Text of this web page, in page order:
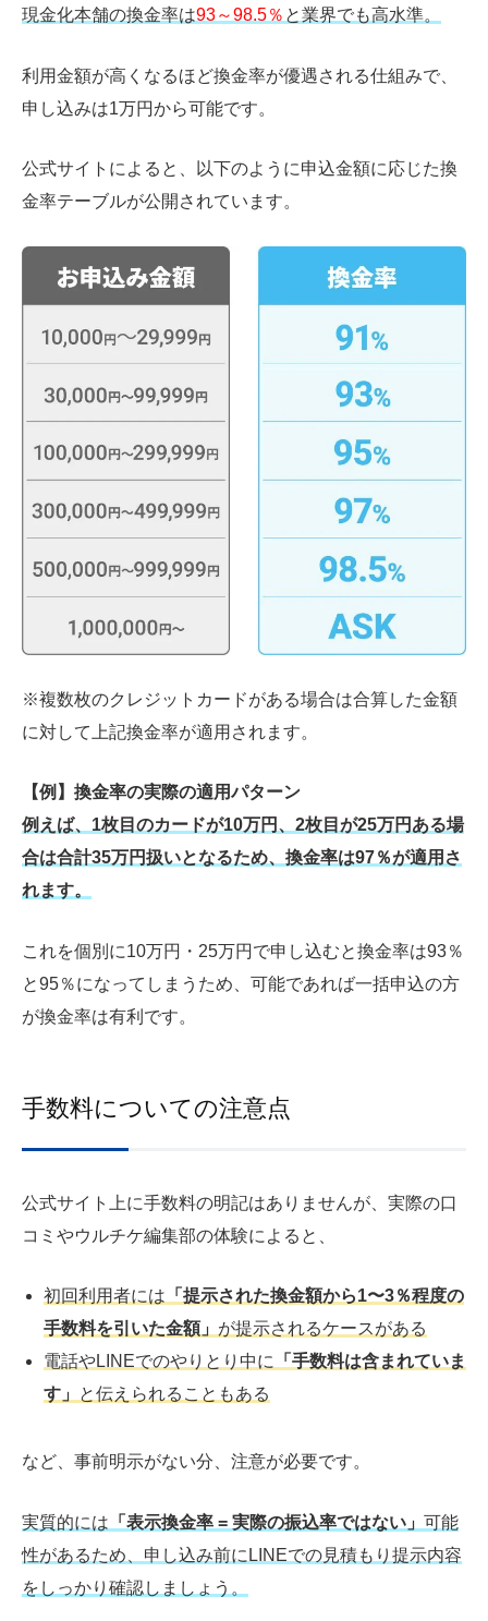
現金化本舗の換金率は93～98.5％ と業界でも高水準。
利用金額が高くなるほど換金率が優遇される仕組みで、
申し込みは1万円から可能です。
公式サイトによると、以下のように申込金額に応じた換
金率テーブルが公開されています。
※複数枚のクレジットカードがある場合は合算した金額
に対して上記換金率が適用されます。
【例】換金率の実際の適用パターン
例えば、1枚目のカードが10万円、2枚目が25万円ある場
合は合計35万円扱いとなるため、換金率は97％が適用さ
れます。
これを個別に10万円・25万円で申し込むと換金率は93％
と95％になってしまうため、可能であれば一括申込の方
が換金率は有利です。
手数料についての注意点
公式サイト上に手数料の明記はありませんが、実際の口
コミやウルチケ編集部の体験によると、
初回利用者には 「提示された換金額から1〜3％程度の
手数料を引いた金額」 が提示されるケースがある
電話やLINEでのやりとり中に
「手数料は含まれていま
す」
と伝えられることもある
など、事前明示がない分、注意が必要です。
実質的には 「表示換金率 = 実際の振込率ではない」 可能
性があるため、申し込み前にLINEでの見積もり提示内容
をしっかり確認しましょう。